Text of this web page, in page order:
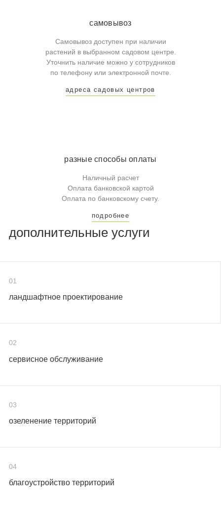
самовывоз
Самовывоз доступен при наличии
растений в выбранном садовом центре.
Уточнить наличие можно у сотрудников
по телефону или электронной почте.
адреса садовых центров
разные способы оплаты
Наличный расчет
Оплата банковской картой
Оплата по банковскому счету.
подробнее
дополнительные услуги
01
ландшафтное проектирование
02
сервисное обслуживание
03
озеленение территорий
04
благоустройство территорий